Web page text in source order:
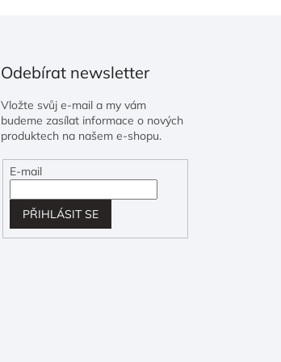
Odebírat newsletter
Vložte svůj e-mail a my vám
budeme zasílat informace o nových
produktech na našem e-shopu.
E-mail
PŘIHLÁSIT SE